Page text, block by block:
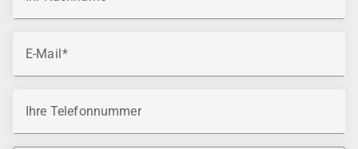
E-Mail
Ihre Telefonnummer